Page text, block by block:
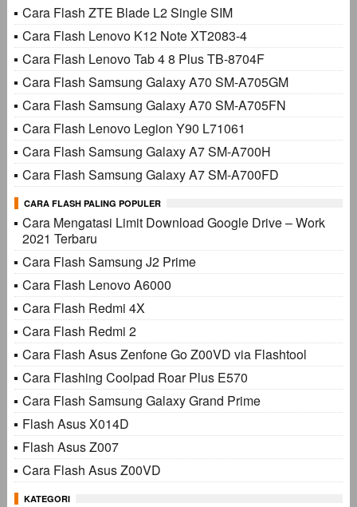
Cara Flash ZTE Blade L2 Single SIM
Cara Flash Lenovo K12 Note XT2083-4
Cara Flash Lenovo Tab 4 8 Plus TB-8704F
Cara Flash Samsung Galaxy A70 SM-A705GM
Cara Flash Samsung Galaxy A70 SM-A705FN
Cara Flash Lenovo Legion Y90 L71061
Cara Flash Samsung Galaxy A7 SM-A700H
Cara Flash Samsung Galaxy A7 SM-A700FD
CARA FLASH PALING POPULER
Cara Mengatasi Limit Download Google Drive – Work
2021 Terbaru
Cara Flash Samsung J2 Prime
Cara Flash Lenovo A6000
Cara Flash Redmi 4X
Cara Flash Redmi 2
Cara Flash Asus Zenfone Go Z00VD via Flashtool
Cara Flashing Coolpad Roar Plus E570
Cara Flash Samsung Galaxy Grand Prime
Flash Asus X014D
Flash Asus Z007
Cara Flash Asus Z00VD
KATEGORI